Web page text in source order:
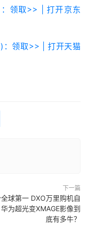
：领取>> | 打开京东
：领取>> | 打开天猫
下一篇
球第一 DXO万里购机自
为超光变XMAGE影像到
底有多牛？